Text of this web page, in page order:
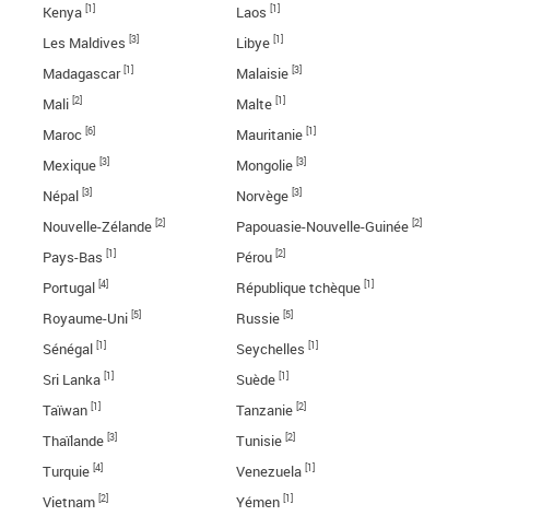
Kenya [1] Laos [1]
Les Maldives [3] Libye [1]
Madagascar [1] Malaisie [3]
Mali [2] Malte [1]
Maroc [6] Mauritanie [1]
Mexique [3] Mongolie [3]
Népal [3] Norvège [3]
Nouvelle-Zélande [2] Papouasie-Nouvelle-Guinée [2]
Pays-Bas [1] Pérou [2]
Portugal [4] République tchèque [1]
Royaume-Uni [5] Russie [5]
Sénégal [1] Seychelles [1]
Sri Lanka [1] Suède [1]
Taïwan [1] Tanzanie [2]
Thaïlande [3] Tunisie [2]
Turquie [4] Venezuela [1]
Vietnam [2] Yémen [1]